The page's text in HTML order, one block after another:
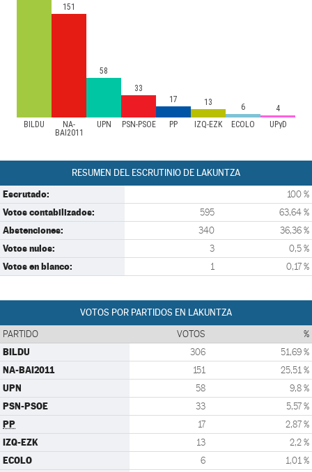
BILDU
NA-
BAI2011
UPN PSN-PSOE PP IZQ-EZK ECOLO UPyD
151
58
33
17
13 6 4
RESUMEN DEL ESCRUTINIO DE LAKUNTZA
Escrutado: 100 %
Votos contabilizados: 595 63,64 %
Abstenciones: 340 36,36 %
Votos nulos: 3 0,5 %
Votos en blanco: 1 0,17 %
VOTOS POR PARTIDOS EN LAKUNTZA
PARTIDO VOTOS %
BILDU 306 51,69 %
NA-BAI2011 151 25,51 %
UPN 58 9,8 %
PSN-PSOE 33 5,57 %
PP 17 2,87 %
IZQ-EZK 13 2,2 %
ECOLO 6 1,01 %